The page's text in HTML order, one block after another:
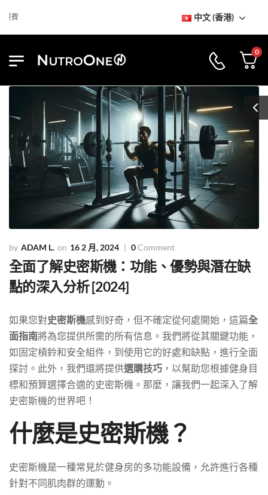
到訪NutroOne陳列室 免基本運費
中文 (香港)
0
ADAM L. 16 2 月, 2024 0Comment
全面了解史密斯機：功能、優勢與潛在缺
點的深入分析 [2024]
如果您對史密斯機感到好奇，但不確定從何處開始，這篇全
面指南將為您提供所需的所有信息。我們將從其關鍵功能，
如固定槓鈴和安全組件，到使用它的好處和缺點，進行全面
探討。此外，我們還將提供選購技巧 ，以幫助您根據健身目
標和預算選擇合適的史密斯機。那麼，讓我們一起深入了解
史密斯機的世界吧！
什麼是史密斯機？
史密斯機是一種常見於健身房的多功能設備，允許進行各種
針對不同肌肉群的運動。